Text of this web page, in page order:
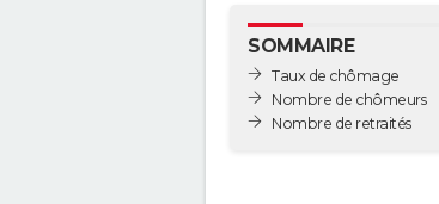
SOMMAIRE
Taux de chômage
Nombre de chômeurs
Nombre de retraités